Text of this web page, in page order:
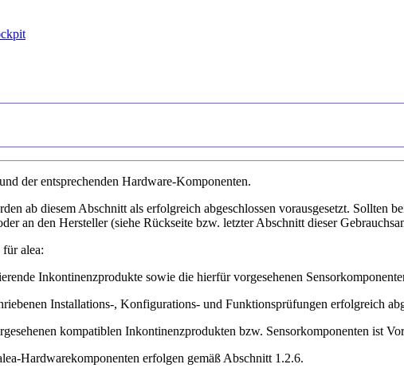
der entsprechenden Hardware-Komponenten.
ab diesem Abschnitt als erfolgreich abgeschlossen vorausgesetzt. Sollten
an den Hersteller (siehe Rückseite bzw. letzter Abschnitt dieser
alea:
Inkontinenzprodukte sowie die hierfür vorgesehenen
Installations-, Konfigurations- und Funktionsprüfungen erfolgreich
kompatiblen Inkontinenzprodukten bzw. Sensorkomponenten ist
Hardwarekomponenten erfolgen gemäß Abschnitt 1.2.6.